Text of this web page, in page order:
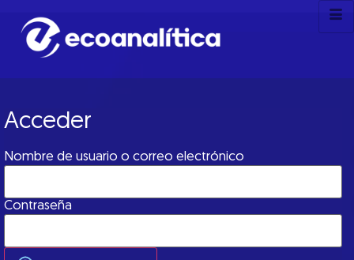
Acceder
Nombre de usuario o correo electrónico
Contraseña